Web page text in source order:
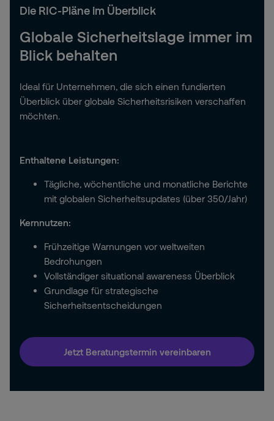
Die RIC-Pläne im Überblick
Globale Sicherheitslage immer im
Blick behalten
Ideal für Unternehmen, die sich einen fundierten
Überblick über globale Sicherheitsrisiken verschaffen
möchten.
Enthaltene Leistungen:
Tägliche, wöchentliche und monatliche Berichte
mit globalen Sicherheitsupdates (über 350/Jahr)
Kernnutzen:
Frühzeitige Warnungen vor weltweiten
Bedrohungen
Vollständiger situational awareness Überblick
Grundlage für strategische
Sicherheitsentscheidungen
Jetzt Beratungstermin vereinbaren